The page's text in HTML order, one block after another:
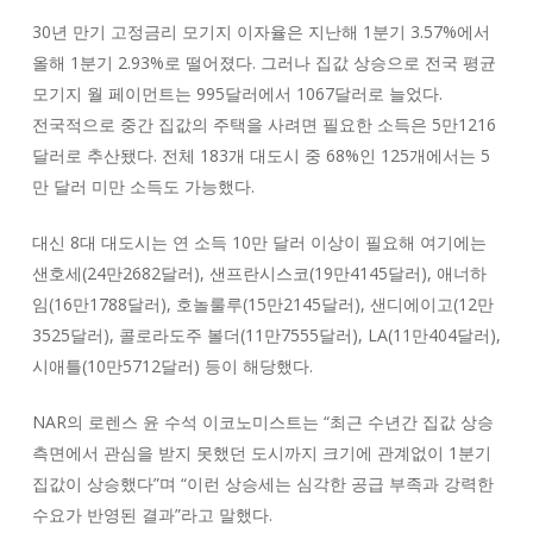
30년 만기 고정금리 모기지 이자율은 지난해 1분기 3.57%에서
올해 1분기 2.93%로 떨어졌다. 그러나 집값 상승으로 전국 평균
모기지 월 페이먼트는 995달러에서 1067달러로 늘었다.
전국적으로 중간 집값의 주택을 사려면 필요한 소득은 5만1216
달러로 추산됐다. 전체 183개 대도시 중 68%인 125개에서는 5
만 달러 미만 소득도 가능했다.
대신 8대 대도시는 연 소득 10만 달러 이상이 필요해 여기에는
샌호세(24만2682달러), 샌프란시스코(19만4145달러), 애너하
임(16만1788달러), 호놀룰루(15만2145달러), 샌디에이고(12만
3525달러), 콜로라도주 볼더(11만7555달러), LA(11만404달러),
시애틀(10만5712달러) 등이 해당했다.
NAR의 로렌스 윤 수석 이코노미스트는 “최근 수년간 집값 상승
측면에서 관심을 받지 못했던 도시까지 크기에 관계없이 1분기
집값이 상승했다”며 “이런 상승세는 심각한 공급 부족과 강력한
수요가 반영된 결과”라고 말했다.